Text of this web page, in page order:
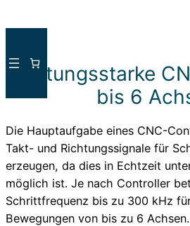
Inhalt
Leistungsstarke
bis 6
Die Hauptaufgabe eines CNC-
Takt- und Richtungssignale für
erzeugen, da dies in Echtzeit
möglich ist. Je nach Controller
Schrittfrequenz bis zu 300 kHz
Bewegungen von bis zu 6 Achsen.